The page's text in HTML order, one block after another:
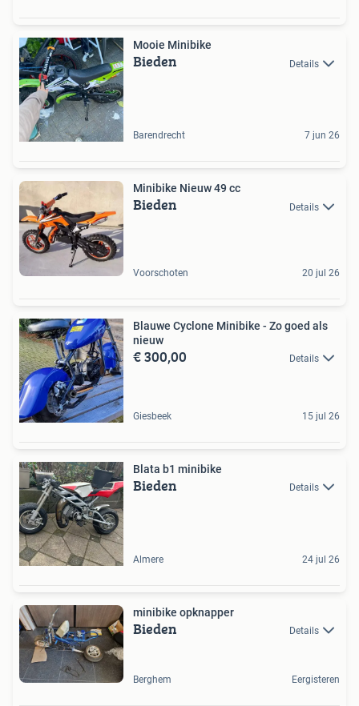
Mooie Minibike
Bieden Details
Barendrecht 7 jun 26
Minibike Nieuw 49 cc
Bieden Details
Voorschoten 20 jul 26
Blauwe Cyclone Minibike - Zo goed als
nieuw
€ 300,00 Details
Giesbeek 15 jul 26
Blata b1 minibike
Bieden Details
Almere 24 jul 26
minibike opknapper
Bieden Details
Berghem Eergisteren